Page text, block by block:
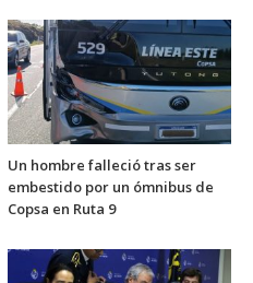
Un hombre falleció tras ser
embestido por un ómnibus de
Copsa en Ruta 9